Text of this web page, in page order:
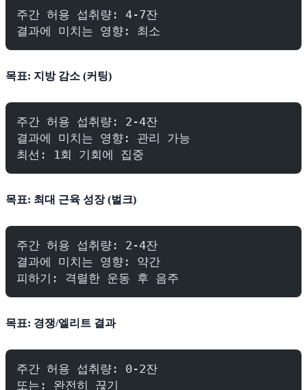
주간 허용 섭취량: 4-7잔
결과에 미치는 영향: 최소
목표: 지방 감소 (커팅)
주간 허용 섭취량: 2-4잔
결과에 미치는 영향: 관리 가능
최선: 1회 기회에 집중
목표: 최대 근육 성장 (벌크)
주간 허용 섭취량: 2-4잔
결과에 미치는 영향: 약간
피하기: 격렬한 운동 후 음주
목표: 경쟁/엘리트 결과
주간 허용 섭취량: 0-2잔
또는: 완전히 끊기